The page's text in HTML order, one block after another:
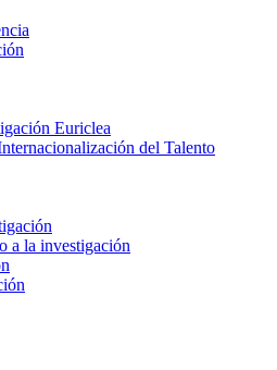
Euriclea
del Talento
a la investigación